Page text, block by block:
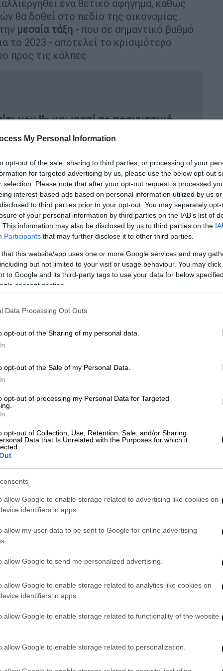
My Personal Information
opt-out of the sale, sharing to third parties, or processing of your
for targeted advertising by us, please use the below opt-out
selection. Please note that after your opt-out request is processed
interest-based ads based on personal information utilized by us
to third parties prior to your opt-out. You may separately
of your personal information by third parties on the IAB’s list of
This information may also be disclosed by us to third parties on the
Participants that may further disclose it to other third parties.
that this website/app uses one or more Google services and may
but not limited to your visit or usage behaviour. You may
to Google and its third-party tags to use your data for below
consent section.
Data Processing Opt Outs
opt-out of the Sharing of my personal data.
opt-out of the Sale of my Personal Data.
opt-out of processing my Personal Data for Targeted
opt-out of Collection, Use, Retention, Sale, and/or Sharing
Data that Is Unrelated with the Purposes for which it
allow Google to enable storage related to advertising like cookies on
identifiers in apps.
allow my user data to be sent to Google for online advertising
allow Google to send me personalized advertising.
allow Google to enable storage related to analytics like cookies on
identifiers in apps.
allow Google to enable storage related to functionality of the website
allow Google to enable storage related to personalization.
ένα θετικό αφήγημα, καθώς
θα δοθεί στο πεδίο της οικονομίας.
μεσαία τάξη - που σε σημαντικό βαθμό
το 2023 - αποτελεί το κρισιμότερο
προς τις κάλπες.
μου ΙΙ» και γιατί το πραγματικό
έχουνε πάρει φωτιά για να
υπάρχει για νέα μέτρα στήριξης, που
Από την κυβέρνηση τονίζουν
ηδημοσιονομική ισορροπία, με δεδομένο
με ένα αφήγημα σταθερότητας
έδωσε οΚυριάκος
Ειδικά για την προκαταβολή φόρου
βοηθήθηκαν οι επιχειρήσεις,
οι ελεύθεροι επαγγελματίες. Για να
το πλαίσιο της παρέμβασης στη
θα υπάρχει μια πληρέστερη εικόνα για
συζήτηση για επαναφορά του
η αναφορά τουΚυριάκου Μητσοτάκη
παράδειγμα για τους γιατρούς, τους
καιτην μείωση του ΦΠΑσε
έχει υπάρξει έντονο
από τους «γαλάζιους» είναι
το ένα
θα πρέπει να πουν από που θα
χθες σε ερώτηση για τον ΦΠΑ
είπε
όσες χώρες το δοκίμασαν,
πήραν πίσω.
μείωση του ΦΠΑ χάνεται στην
πως μειώθηκε ο ΦΠΑ σε όλα τα
αλλά τελικά, όπως είπε,οι μειώσεις
η μητέρα των μαχών θα δοθεί στο πεδίο
τους οικογενειακούς προϋπολογισμούς.
για ένα ευρωπαϊκό πρόβλημα ωστόσο
των αυξήσεων που δίνονται